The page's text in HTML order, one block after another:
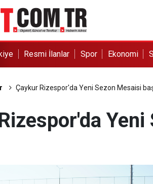
Resmi İlanlar Spor Ekonomi
Çaykur Rizespor'da Yeni Sezon Mesaisi